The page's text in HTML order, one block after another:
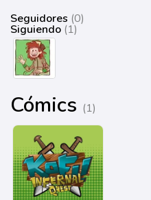
Seguidores (0)
Siguiendo (1)
Cómics (1)